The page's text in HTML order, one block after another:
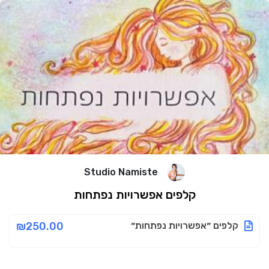
Studio Namiste
קלפים אפשרויות נפתחות
קלפים ״אפשרויות נפתחות״ ₪250.00